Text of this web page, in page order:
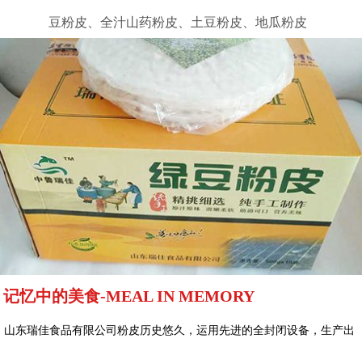
豆粉皮、全汁山药粉皮、土豆粉皮、地瓜粉皮
记忆中的美食-MEAL IN MEMORY
山东瑞佳食品有限公司粉皮历史悠久，运用先进的全封闭设备，生产出